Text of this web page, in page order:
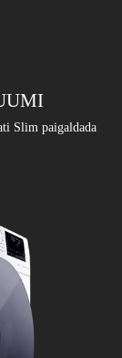
Slim paigaldada